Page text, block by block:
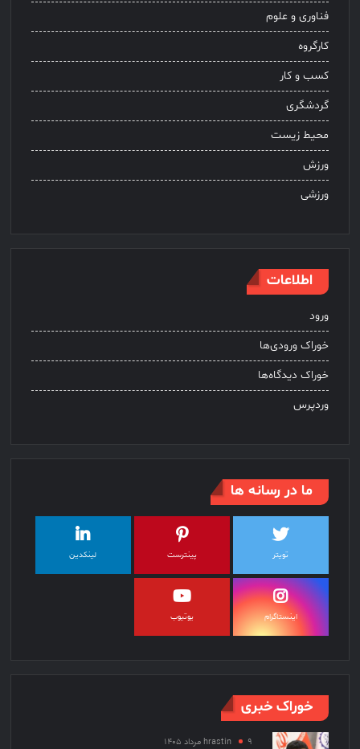
فناوری و علوم
کارگروه
کسب و کار
گردشگری
محیط زیست
ورزش
ورزشی
اطلاعات
ورود
خوراک ورودی‌ها
خوراک دیدگاه‌ها
وردپرس
ما در رسانه ها
تویتر پینترست لینکدین
اینستاگرام یوتیوب
خوراک خبری
hrastin ۹ مرداد ۱۴۰۵